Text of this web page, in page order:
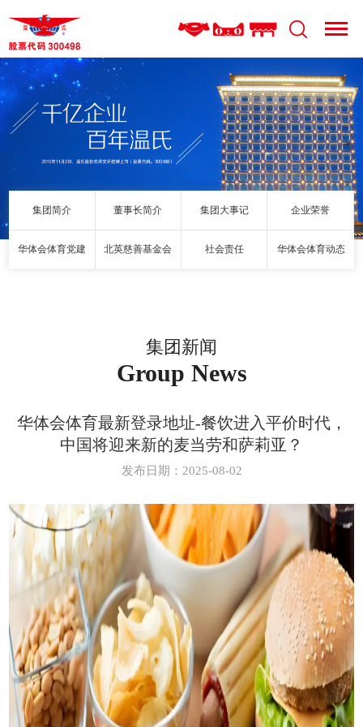
集团简介 董事长简介 集团大事记 企业荣誉
华体会体育党建 北英慈善基金会 社会责任 华体会体育动态
集团新闻
Group News
华体会体育最新登录地址-餐饮进入平价时代，
中国将迎来新的麦当劳和萨莉亚？
发布日期：2025-08-02